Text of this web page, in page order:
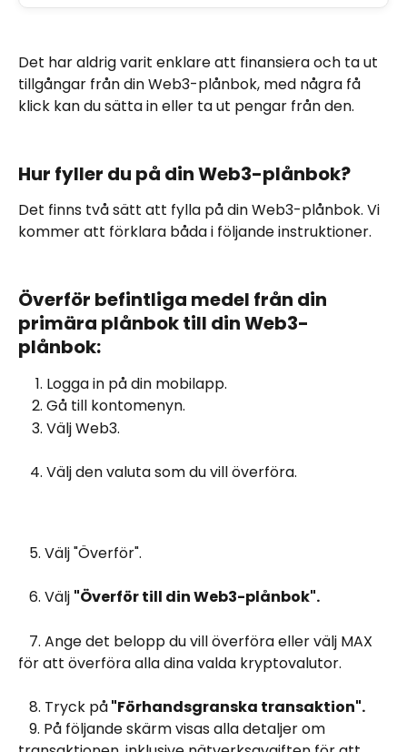
Det har aldrig varit enklare att finansiera och ta ut
tillgångar från din Web3-plånbok, med några få
klick kan du sätta in eller ta ut pengar från den.
Hur fyller du på din Web3-plånbok?
Det finns två sätt att fylla på din Web3-plånbok. Vi
kommer att förklara båda i följande instruktioner.
Överför befintliga medel från din
primära plånbok till din Web3-
plånbok:
Logga in på din mobilapp.
Gå till kontomenyn.
Välj Web3.
Välj den valuta som du vill överföra.
   5. Välj "Överför".
   6. Välj
"Överför till din Web3-plånbok".
för att överföra alla dina valda kryptovalutor.
   8. Tryck på
"Förhandsgranska transaktion".